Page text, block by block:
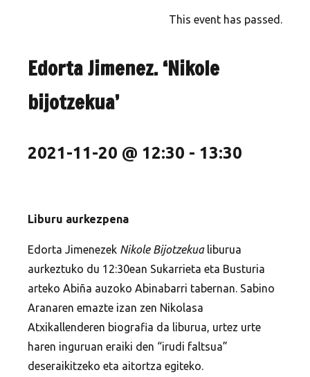
This event has passed.
Edorta Jimenez. ‘Nikole
bijotzekua’
2021-11-20 @ 12:30 - 13:30
Liburu aurkezpena
Edorta Jimenezek Nikole Bijotzekualiburua
aurkeztuko du 12:30ean Sukarrieta eta Busturia
arteko Abiña auzoko Abinabarri tabernan. Sabino
Aranaren emazte izan zen Nikolasa
Atxikallenderen biografia da liburua, urtez urte
haren inguruan eraiki den “irudi faltsua”
deseraikitzeko eta aitortza egiteko.